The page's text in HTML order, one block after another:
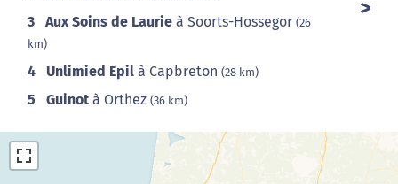
3 Aux Soins de Laurie à Soorts-Hossegor (26
km)
4 Unlimied Epil à Capbreton (28 km)
5 Guinot à Orthez (36 km)